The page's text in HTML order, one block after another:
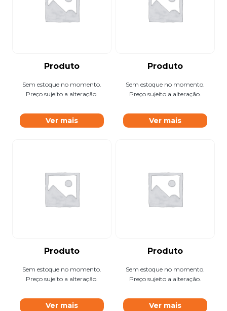
Produto
Sem estoque no momento.
Preço sujeito a alteração.
Ver mais
Produto
Sem estoque no momento.
Preço sujeito a alteração.
Ver mais
Produto
Sem estoque no momento.
Preço sujeito a alteração.
Ver mais
Produto
Sem estoque no momento.
Preço sujeito a alteração.
Ver mais